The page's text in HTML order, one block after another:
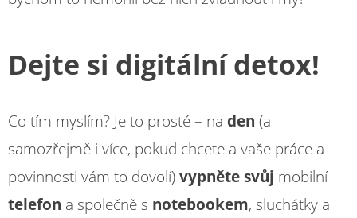
Dejte si digitální detox!
Co tím myslím? Je to prosté – na den (a
samozřejmě i více, pokud chcete a vaše práce a
povinnosti vám to dovolí)vypněte svůj mobilní
telefon a společně s notebookem, sluchátky a